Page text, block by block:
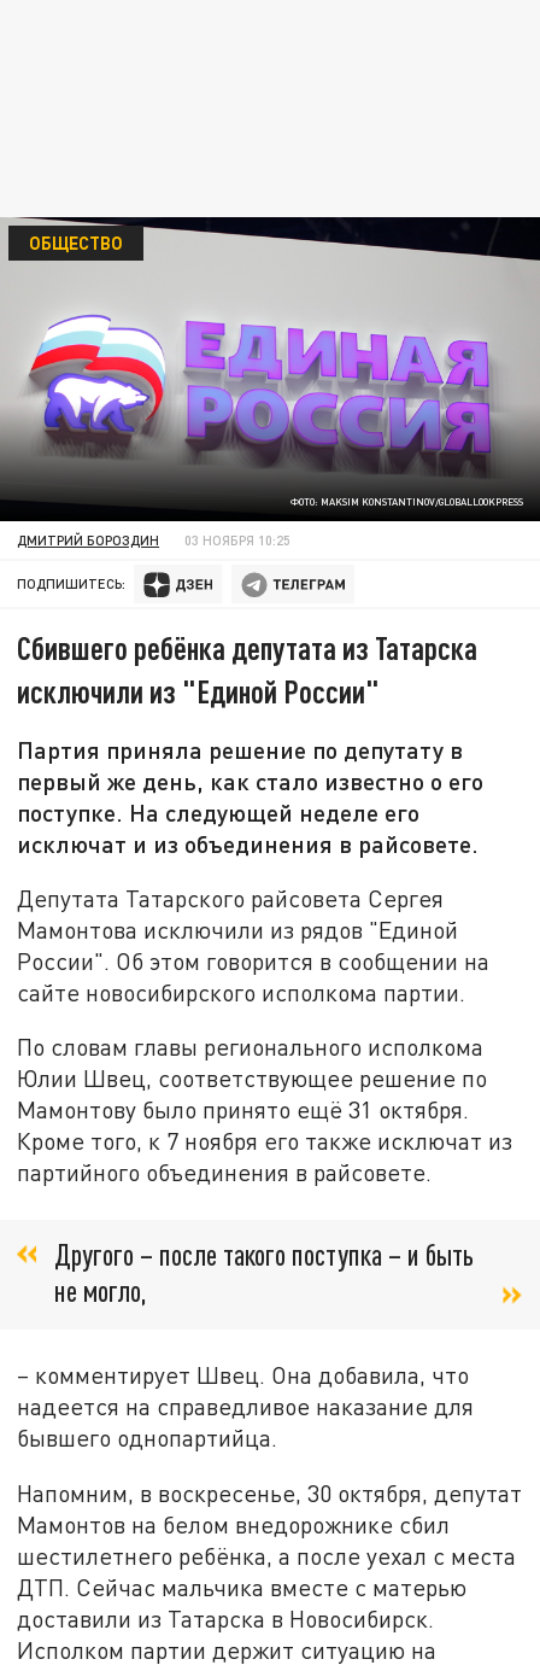
ФОТО: MAKSIM KONSTANTINOV/GLOBALLOOKPRESS
ОБЩЕСТВО
ДМИТРИЙ БОРОЗДИН 03 НОЯБРЯ 10:25
ПОДПИШИТЕСЬ:
Сбившего ребёнка депутата из Татарска
исключили из "Единой России"
Партия приняла решение по депутату в
первый же день, как стало известно о его
поступке. На следующей неделе его
исключат и из объединения в райсовете.
Депутата Татарского райсовета Сергея
Мамонтова исключили из рядов "Единой
России". Об этом говорится в сообщении на
сайте новосибирского исполкома партии.
По словам главы регионального исполкома
Юлии Швец, соответствующее решение по
Мамонтову было принято ещё 31 октября.
Кроме того, к 7 ноября его также исключат из
партийного объединения в райсовете.
Другого – после такого поступка – и быть
не могло,
– комментирует Швец. Она добавила, что
надеется на справедливое наказание для
бывшего однопартийца.
Напомним, в воскресенье, 30 октября, депутат
Мамонтов на белом внедорожнике сбил
шестилетнего ребёнка, а после уехал с места
ДТП. Сейчас мальчика вместе с матерью
доставили из Татарска в Новосибирск.
Исполком партии держит ситуацию на